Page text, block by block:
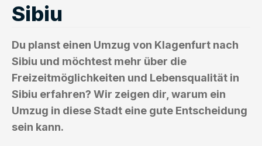
Sibiu
Du planst einen Umzug von Klagenfurt nach
Sibiu und möchtest mehr über die
Freizeitmöglichkeiten und Lebensqualität in
Sibiu erfahren? Wir zeigen dir, warum ein
Umzug in diese Stadt eine gute Entscheidung
sein kann.